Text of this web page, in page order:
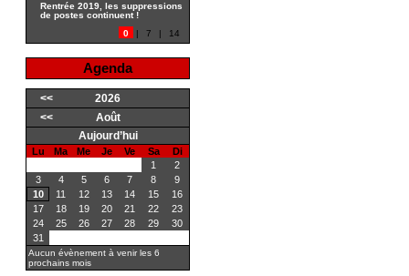
Rentrée 2019, les suppressions
de postes continuent !
0
| 7 | 14
Agenda
<<
2026
<<
Août
Aujourd’hui
Lu Ma Me Je Ve Sa
Di
1
2
3
4 5 6 7 8
9
10
11 12 13 14 15
16
17
18 19 20 21 22
23
24
25 26 27 28 29
30
31
Aucun évènement à venir les 6
prochains mois